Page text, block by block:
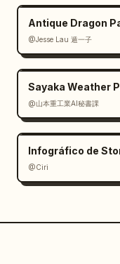
Antique Dragon
@Jesse Lau 遁一子
Sayaka Weather
@山本重工業AI秘書課
Infográfico de
@Ciri